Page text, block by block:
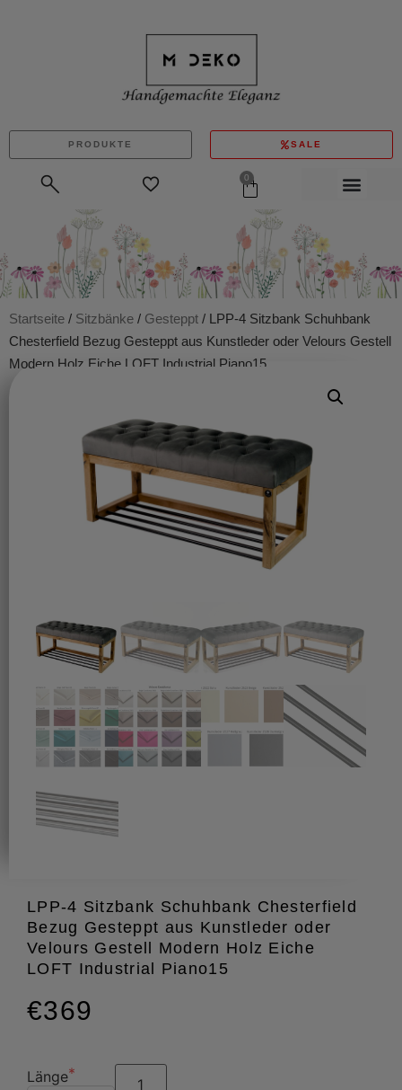
PRODUKTE SALE
0
Startseite / Sitzbänke / Gesteppt / LPP-4 Sitzbank Schuhbank
Chesterfield Bezug Gesteppt aus Kunstleder oder Velours Gestell
Modern Holz Eiche LOFT Industrial Piano15
LPP-4 Sitzbank Schuhbank Chesterfield
Bezug Gesteppt aus Kunstleder oder
Velours Gestell Modern Holz Eiche
LOFT Industrial Piano15
€369
Länge